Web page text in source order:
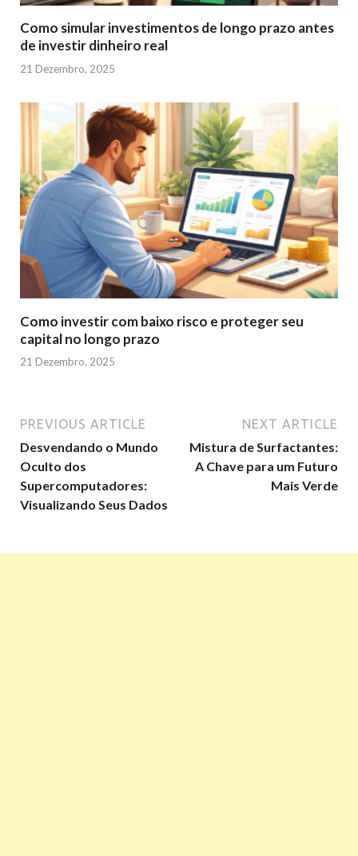
Como simular investimentos de longo prazo antes
de investir dinheiro real
21 Dezembro, 2025
Como investir com baixo risco e proteger seu
capital no longo prazo
21 Dezembro, 2025
PREVIOUS ARTICLE
Desvendando o Mundo
Oculto dos
Supercomputadores:
Visualizando Seus Dados
NEXT ARTICLE
Mistura de Surfactantes:
A Chave para um Futuro
Mais Verde